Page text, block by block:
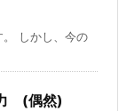
。 しかし、今の
力 (偶然)